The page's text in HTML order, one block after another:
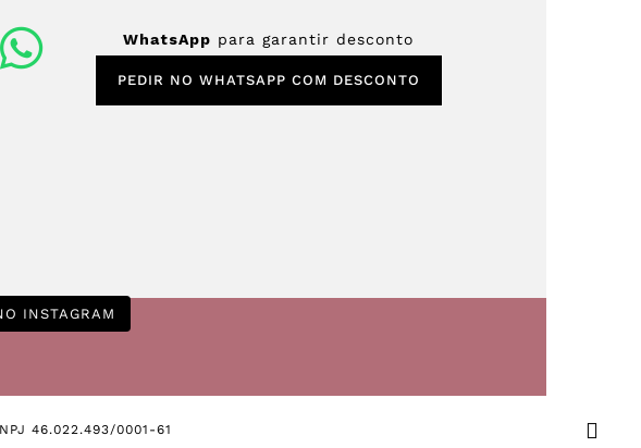
WhatsApp para garantir desconto
PEDIR NO WHATSAPP COM DESCONTO
INSTAGRAM
46.022.493/0001-61